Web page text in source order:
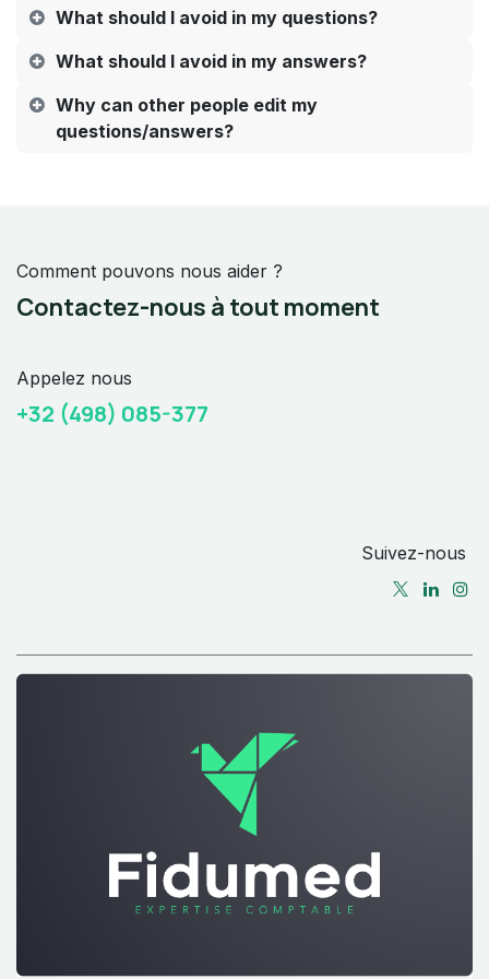
What should I avoid in my questions?
What should I avoid in my answers?
Why can other people edit my
questions/answers?
Comment pouvons nous aider ?
Contactez-nous à tout moment
Appelez nous
+32 (498) 085-377
Suivez-nous